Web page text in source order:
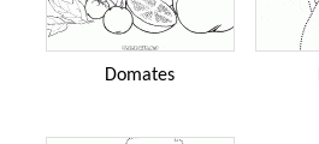
Domates